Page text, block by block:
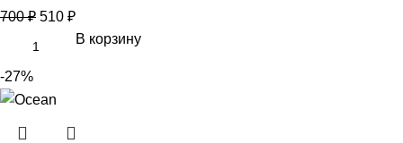
700₽ 510 ₽
В корзину
-27%